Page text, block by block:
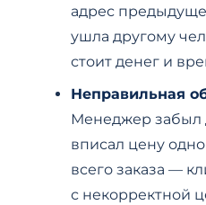
адрес
ушла другому
стоит денег и
Неправильная
Менеджер забыл
вписал цену
всего заказа —
с некорректной